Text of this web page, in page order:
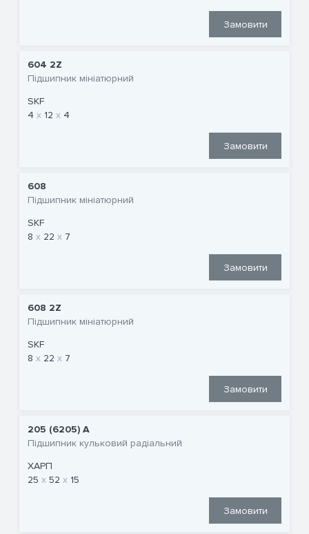
Замовити
604 2Z
Підшипник мініатюрний
SKF
4
12 4
Замовити
608
Підшипник мініатюрний
SKF
8
22 7
Замовити
608 2Z
Підшипник мініатюрний
SKF
8
22 7
Замовити
205 (6205) A
Підшипник кульковий радіальний
ХАРП
25
52 15
Замовити